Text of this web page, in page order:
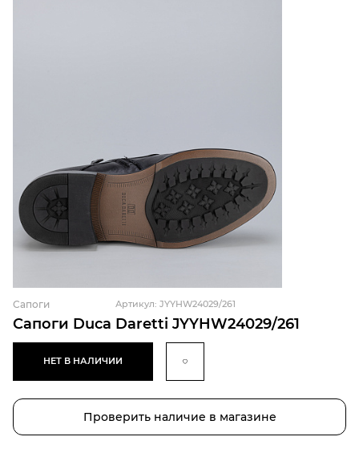
Сапоги Duca Daretti JYYHW24029/261
Сапоги Артикул: JYYHW24029/261
НЕТ В НАЛИЧИИ
Проверить наличие в магазине